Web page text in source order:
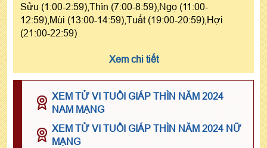
Sửu (1:00-2:59),Thìn (7:00-8:59),Ngọ (11:00-
12:59),Mùi (13:00-14:59),Tuất (19:00-20:59),Hợi
(21:00-22:59)
Xem chi tiết
XEM TỬ VI TUỔI GIÁP THÌN NĂM 2024
NAM MẠNG
XEM TỬ VI TUỔI GIÁP THÌN NĂM 2024 NỮ
MẠNG